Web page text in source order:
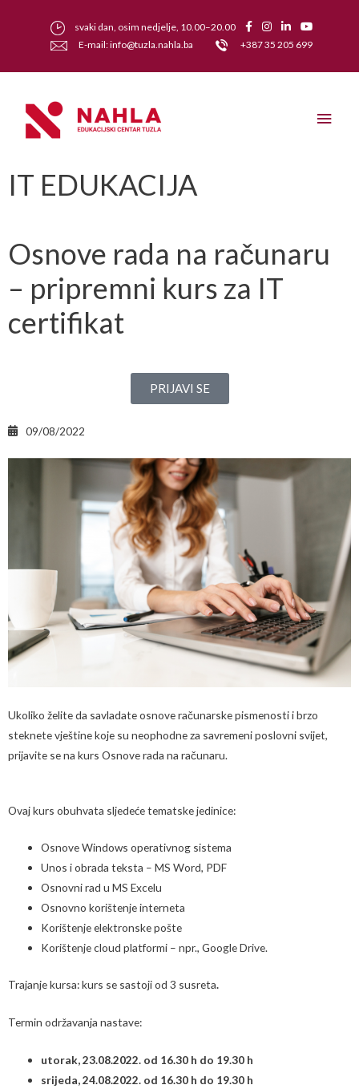
svaki dan, osim nedjelje, 10.00–20.00
E-mail: info@tuzla.nahla.ba
+387 35 205 699
IT EDUKACIJA
Osnove rada na računaru
– pripremni kurs za IT
certifikat
PRIJAVI SE
09/08/2022
Ukoliko želite da savladate osnove računarske pismenosti i brzo
steknete vještine koje su neophodne za savremeni poslovni svijet,
prijavite se na kurs Osnove rada na računaru.
Ovaj kurs obuhvata sljedeće tematske jedinice:
Osnove Windows operativnog sistema
Unos i obrada teksta – MS Word, PDF
Osnovni rad u MS Excelu
Osnovno korištenje interneta
Korištenje elektronske pošte
Korištenje cloud platformi – npr., Google Drive.
Trajanje kursa: kurs se sastoji od 3 susreta.
Termin održavanja nastave:
utorak, 23.08.2022. od 16.30 h do 19.30 h
srijeda, 24.08.2022. od 16.30 h do 19.30 h